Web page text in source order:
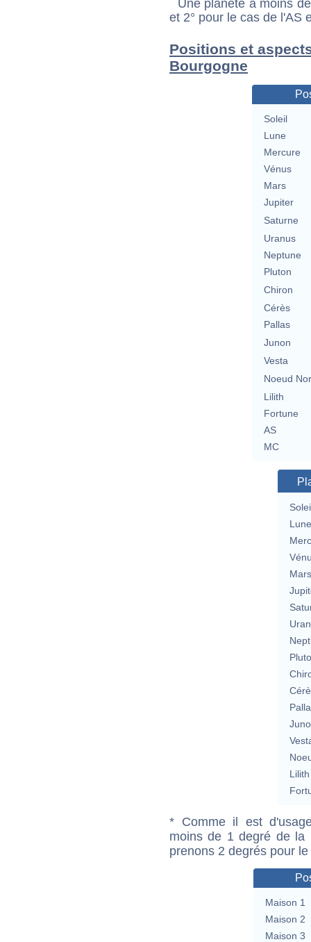
Une planète à moins
et 2° pour le cas de l'AS
Positions et
Bourgogne
Soleil
Lune
Mercure
Vénus
Mars
Jupiter
Saturne
Uranus
Neptune
Pluton
Chiron
Cérès
Pallas
Junon
Vesta
Noeud
Lilith
Fortune
AS
MC
Lune
Mars
Lilith
* Comme il est
moins de 1 degré de la
prenons 2 degrés pour
Maison 1
Maison 2
Maison 3